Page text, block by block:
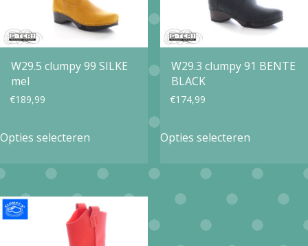
W29.5 clumpy 99 SILKE
mel
€189,99
Opties selecteren
heeft
meerdere
variaties.
Deze
W29.3 clumpy 91 BENTE
BLACK
€174,99
Opties selecteren
heeft
meerdere
Deze